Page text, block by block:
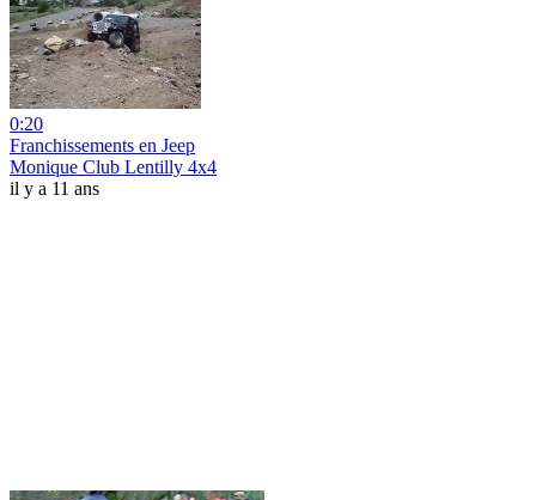
0:20
Franchissements en Jeep
Monique Club Lentilly 4x4
il y a 11 ans